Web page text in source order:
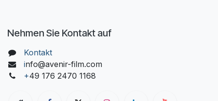
Nehmen Sie Kontakt auf
Kontakt
info@avenir-film.com
+49 176 2470 1168